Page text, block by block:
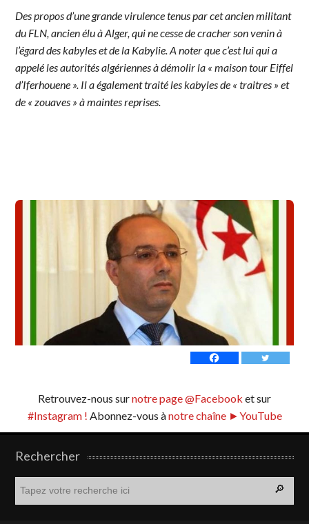
Des propos d’une grande virulence tenus par cet ancien militant
du FLN, ancien élu à Alger, qui ne cesse de cracher son venin à
l’égard des kabyles et de la Kabylie. A noter que c’est lui qui a
appelé les autorités algériennes à démolir la « maison tour Eiffel
d’Iferhouene ». Il a également traité les kabyles de « traitres » et
de « zouaves » à maintes reprises.
Retrouvez-nous surnotre page @Facebook et sur
#Instagram ! Abonnez-vous ànotre chaîne ►YouTube
Rechercher